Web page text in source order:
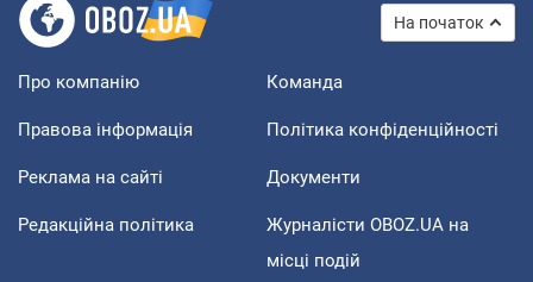
На початок
Про компанію Команда
Правова інформація Політика конфіденційності
Реклама на сайті Документи
Редакційна політика
Журналісти OBOZ.UA на
місці подій